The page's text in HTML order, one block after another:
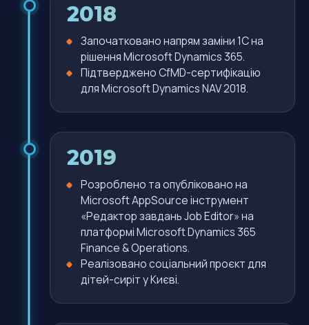
2018
Започатковано напрям заміни 1С на
рішення Microsoft Dynamics 365.
Підтверджено CfMD-сертифікацію
для Microsoft Dynamics NAV 2018.
2019
Розроблено та опубліковано на
Microsoft AppSource інструмент
«Редактор завдань Job Editor» на
платформі Microsoft Dynamics 365
Finance & Operations.
Реалізовано соціальний проєкт для
дітей-сиріт у Києві.